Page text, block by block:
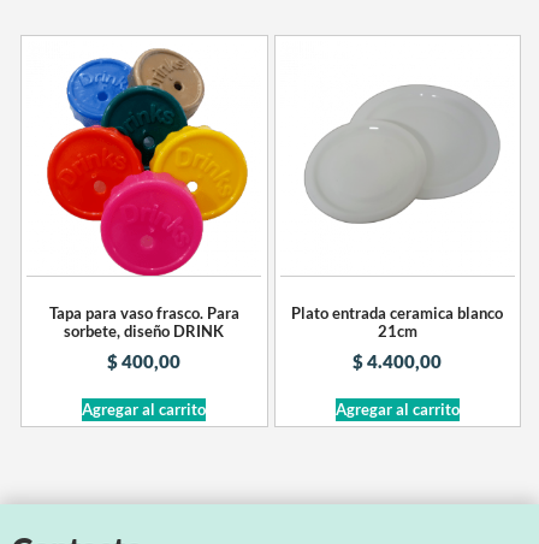
Tapa para vaso frasco. Para
sorbete, diseño DRINK
$400,00
Agregar al carrito
Plato entrada ceramica blanco
21cm
$4.400,00
Agregar al carrito